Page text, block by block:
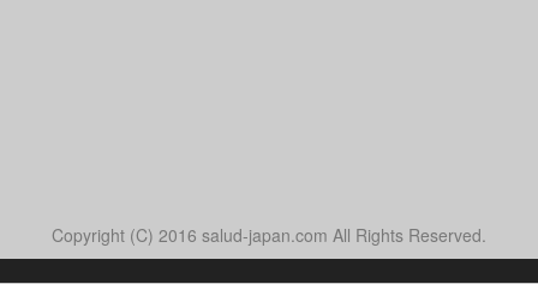
Copyright (C) 2016 salud-japan.com All Rights Reserved.